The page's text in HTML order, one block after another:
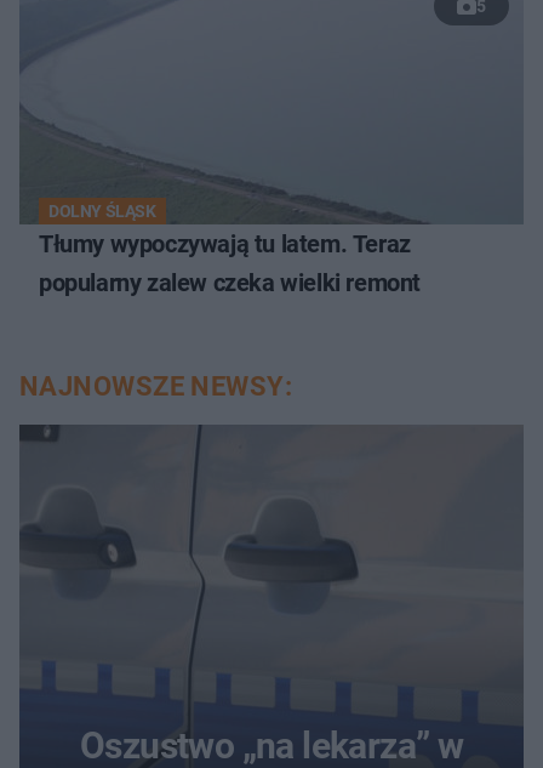
5
DOLNY ŚLĄSK
Tłumy wypoczywają tu latem. Teraz
popularny zalew czeka wielki remont
NAJNOWSZE NEWSY:
Oszustwo „na lekarza” w